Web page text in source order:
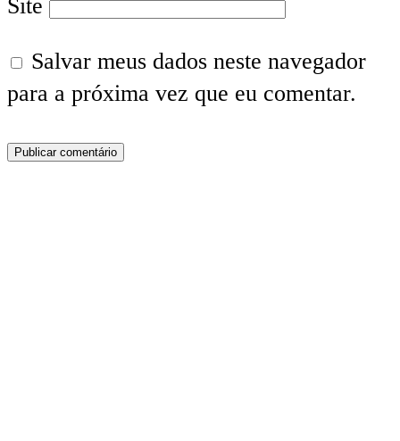
Site
Salvar meus dados neste navegador
para a próxima vez que eu comentar.